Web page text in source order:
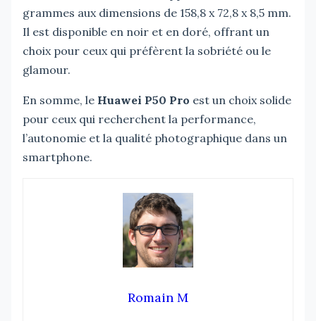
grammes aux dimensions de 158,8 x 72,8 x 8,5 mm.
Il est disponible en noir et en doré, offrant un
choix pour ceux qui préfèrent la sobriété ou le
glamour.
En somme, le Huawei P50 Pro est un choix solide
pour ceux qui recherchent la performance,
l’autonomie et la qualité photographique dans un
smartphone.
Romain M